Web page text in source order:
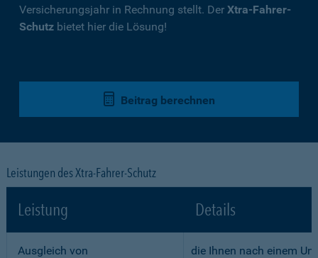
Versicherungsjahr in Rechnung stellt. Der Xtra-Fahrer-
Schutz bietet hier die Lösung!
Beitrag berechnen
Leistungen des Xtra-Fahrer-Schutz
Leistung Details
Ausgleich von
die Ihnen nach einem